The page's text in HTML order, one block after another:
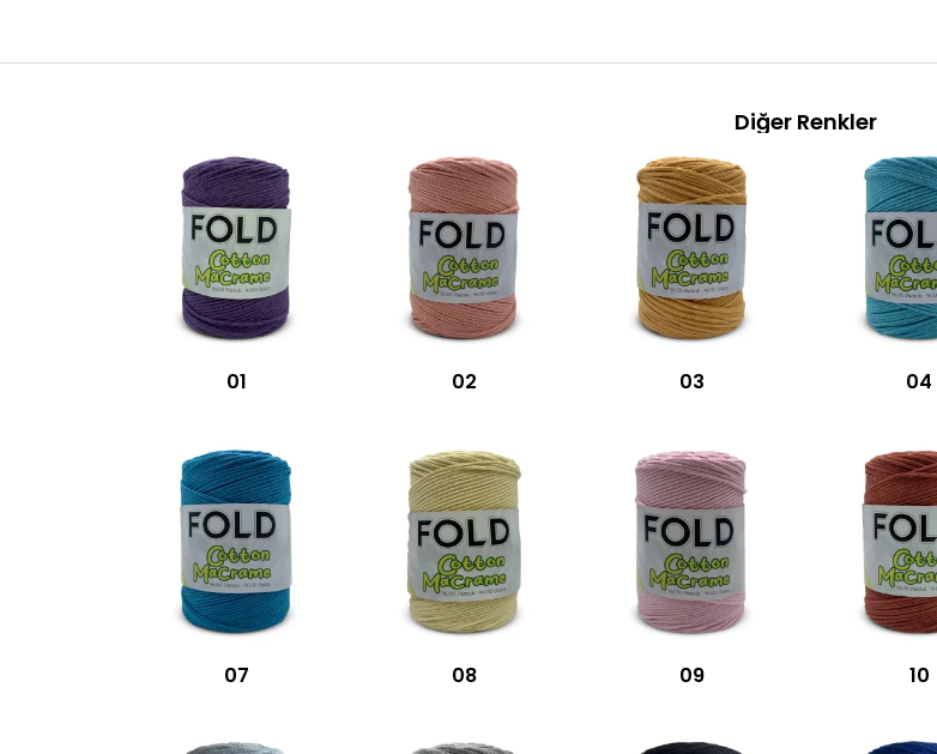
Diğer Renkler
01 02 03 04
07 08 09 10